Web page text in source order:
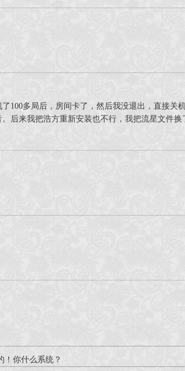
100多局后，房间卡了，然后我没退出，直接关
后来我把浩方重新安装也不行，我把流星文件
！你什么系统？